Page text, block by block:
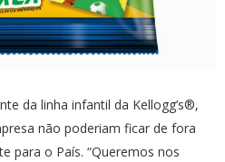
da linha infantil da Kellogg’s®,
não poderiam ficar de fora
para o País. “Queremos nos